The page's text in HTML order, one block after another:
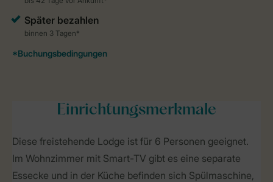
Einrichtungsmerkmale
Diese freistehende Lodge ist für 6 Personen geeignet.
Im Wohnzimmer mit Smart-TV gibt es eine separate
Essecke und in der Küche befinden sich Spülmaschine,